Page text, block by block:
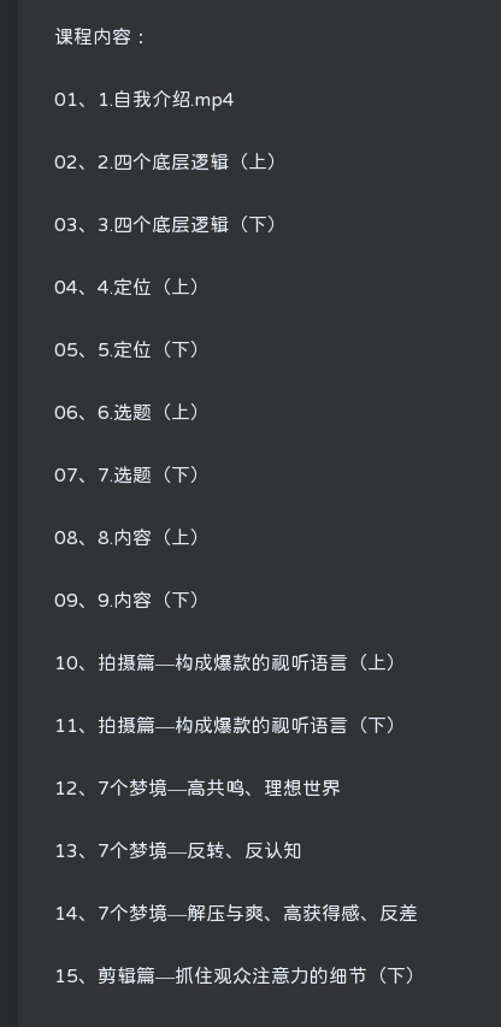
课程内容：
01、1.自我介绍.mp4
02、2.四个底层逻辑（上）
03、3.四个底层逻辑（下）
04、4.定位（上）
05、5.定位（下）
06、6.选题（上）
07、7.选题（下）
08、8.内容（上）
09、9.内容（下）
10、拍摄篇—构成爆款的视听语言（上）
11、拍摄篇—构成爆款的视听语言（下）
12、7个梦境—高共鸣、理想世界
13、7个梦境—反转、反认知
14、7个梦境—解压与爽、高获得感、反差
15、剪辑篇—抓住观众注意力的细节（下）